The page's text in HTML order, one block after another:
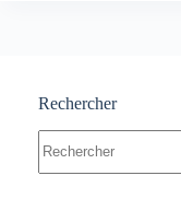
Rechercher
résultat